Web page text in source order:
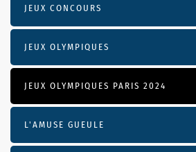
JEUX CONCOURS
JEUX OLYMPIQUES
JEUX OLYMPIQUES PARIS 2024
L'AMUSE GUEULE